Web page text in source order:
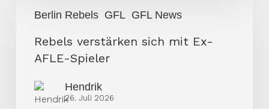
Berlin Rebels GFL GFL News
verstärken
AFLE-
Rebels verstärken sich mit Ex-
AFLE-Spieler
Hendrik
26. Juli 2026